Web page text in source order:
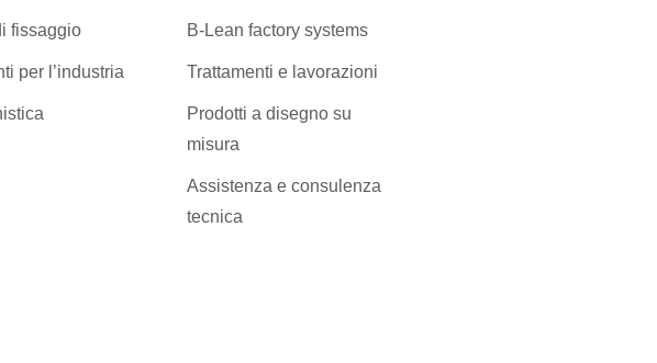
fissaggio
per l’industria
B-Lean factory systems
Trattamenti e lavorazioni
Prodotti a disegno su
misura
Assistenza e consulenza
tecnica